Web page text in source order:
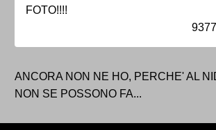
FOTO!!!!
ANCORA NON NE HO, PERCHE' AL
NON SE POSSONO FA...